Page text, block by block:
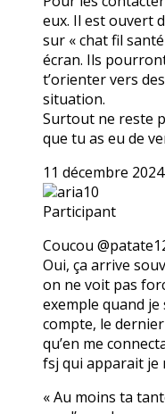
eux. Il est ouvert
sur « chat fil
écran. Ils
t’orienter vers
situation.
Surtout ne reste
que tu as eu de
11 décembre
aria10
Participant
Coucou
Oui, ça arrive
on ne voit pas
exemple quand
compte, le
qu’en me
fsj qui apparait je
« Au moins ta